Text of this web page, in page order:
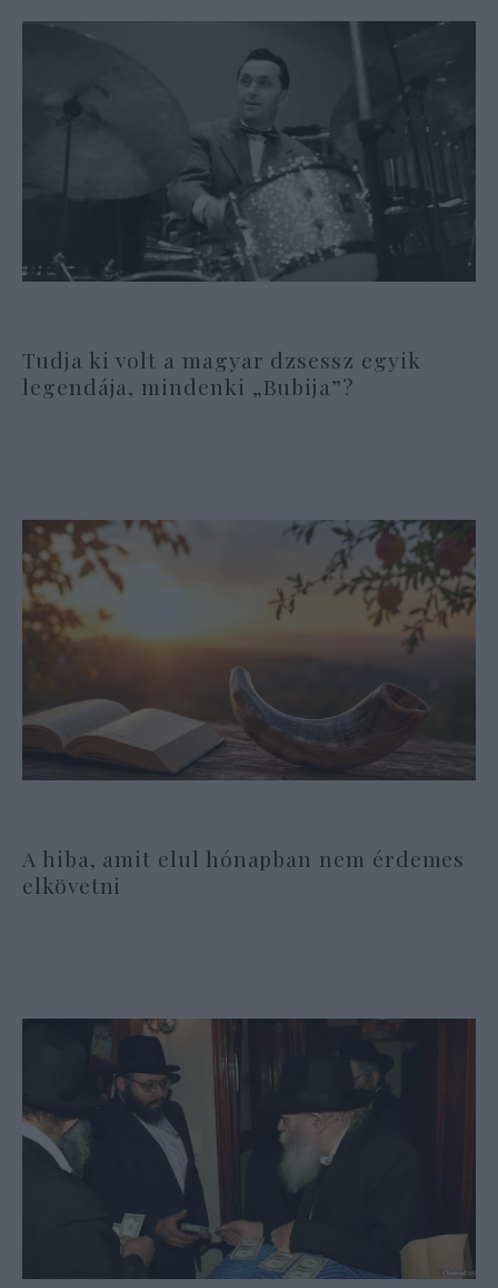
Tudja ki volt a magyar dzsessz egyik
legendája, mindenki „Bubija”?
A hiba, amit elul hónapban nem érdemes
elkövetni